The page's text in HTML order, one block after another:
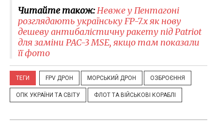
Читайте також:Невже у Пентагоні
розглядають українську FP-7.x як нову
дешеву антибалістичну ракету під Patriot
для заміни PAC-3 MSE, якщо там показали
її фото
ТЕГИ FPV ДРОН МОРСЬКИЙ ДРОН ОЗБРОЄННЯ
ОПК УКРАЇНИ ТА СВІТУ ФЛОТ ТА ВІЙСЬКОВІ КОРАБЛІ